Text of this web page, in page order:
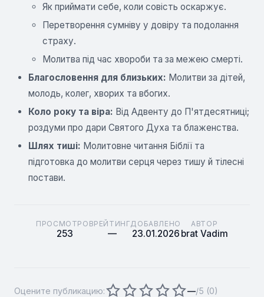
Як приймати себе, коли совість оскаржує.
Перетворення сумніву у довіру та подолання
страху.
Молитва під час хвороби та за межею смерті.
Благословення для близьких: Молитви за дітей,
молодь, колег, хворих та вбогих.
Коло року та віра: Від Адвенту до П'ятдесятниці;
роздуми про дари Святого Духа та блаженства.
Шлях тиші: Молитовне читання Біблії та
підготовка до молитви серця через тишу й тілесні
постави.
ПРОСМОТРОВ
253
РЕЙТИНГ
—
ДОБАВЛЕНО
23.01.2026
АВТОР
brat Vadim
Оцените публикацию: —/5 (0)